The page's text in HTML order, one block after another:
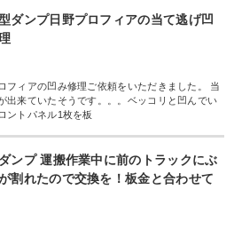
ダンプ日野プロフィアの当て逃げ凹
フィアの凹み修理ご依頼をいただきました。 当
出来ていたそうです。。。ベッコリと凹んでい
ントパネル1枚を板
ンプ 運搬作業中に前のトラックにぶ
割れたので交換を！板金と合わせて